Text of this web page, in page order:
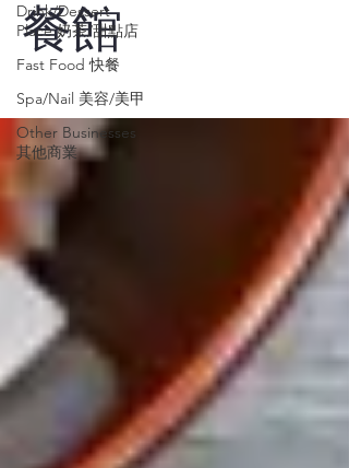
Drink/Dessert
Place 奶茶/甜點店
Fast Food 快餐
Spa/Nail 美容/美甲
Other Businesses
其他商業
餐館